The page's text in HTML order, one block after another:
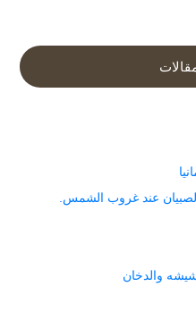
عند غروب الشمس.
والدخان